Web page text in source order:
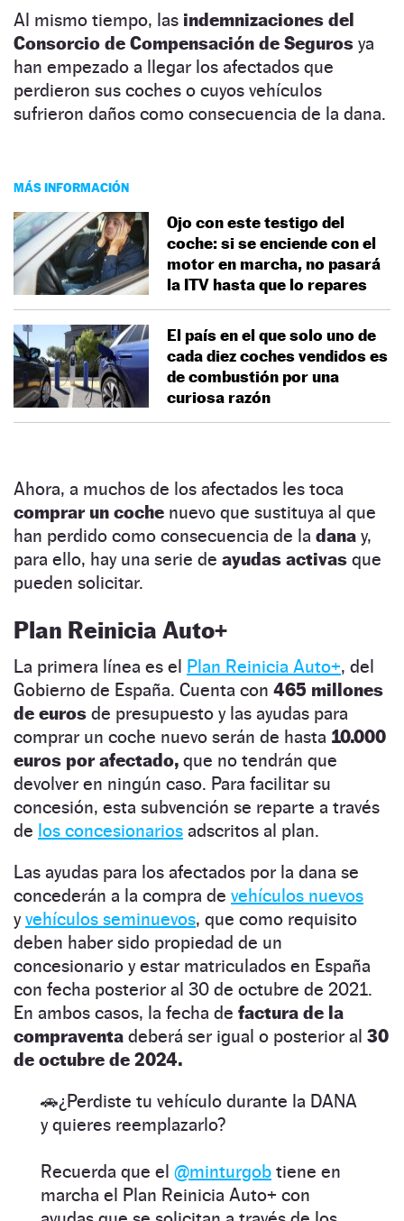
Al mismo tiempo, las indemnizaciones del
Consorcio de Compensación de Seguros ya
han empezado a llegar los afectados que
perdieron sus coches o cuyos vehículos
sufrieron daños como consecuencia de la dana.
MÁS INFORMACIÓN
Ojo con este testigo del
coche: si se enciende con el
motor en marcha, no pasará
la ITV hasta que lo repares
El país en el que solo uno de
cada diez coches vendidos es
de combustión por una
curiosa razón
Ahora, a muchos de los afectados les toca
comprar un coche nuevo que sustituya al que
han perdido como consecuencia de la dana y,
para ello, hay una serie de ayudas activas que
pueden solicitar.
Plan Reinicia Auto+
La primera línea es el Plan Reinicia Auto+, del
Gobierno de España. Cuenta con 465 millones
de euros de presupuesto y las ayudas para
comprar un coche nuevo serán de hasta 10.000
euros por afectado, que no tendrán que
devolver en ningún caso. Para facilitar su
concesión, esta subvención se reparte a través
de los concesionarios adscritos al plan.
Las ayudas para los afectados por la dana se
concederán a la compra de vehículos nuevos
yvehículos seminuevos, que como requisito
deben haber sido propiedad de un
concesionario y estar matriculados en España
con fecha posterior al 30 de octubre de 2021.
En ambos casos, la fecha de factura de la
compraventa deberá ser igual o posterior al 30
de octubre de 2024.
🚗¿Perdiste tu vehículo durante la DANA
y quieres reemplazarlo?
Recuerda que el @minturgob tiene en
marcha el Plan Reinicia Auto+ con